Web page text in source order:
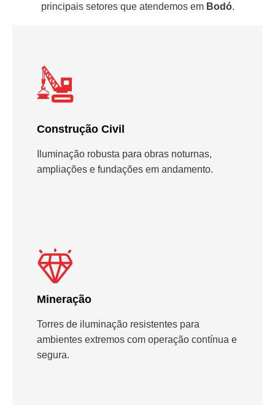
principais setores que atendemos em Bodó.
Construção Civil
Iluminação robusta para obras noturnas,
ampliações e fundações em andamento.
Mineração
Torres de iluminação resistentes para
ambientes extremos com operação contínua e
segura.